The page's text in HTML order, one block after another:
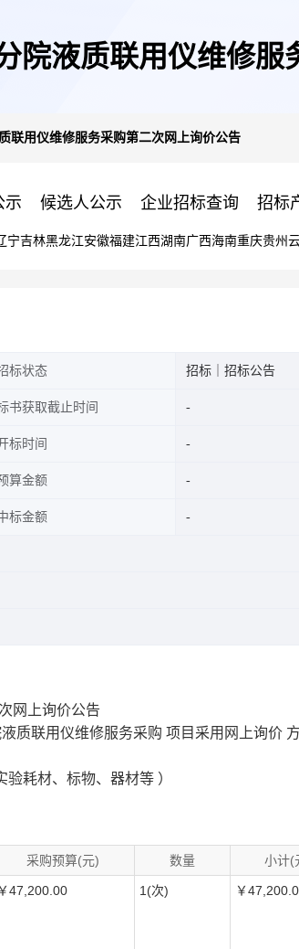
院液质联用仪维修
联用仪维修服务采购第二次网上询价公告
示 候选人公示 企业招标查询 招标
宁吉林黑龙江安徽福建江西湖南广西海南重庆贵州
标状态 招标｜招标公告
书获取截止时间
标时间
算金额
标金额
网上询价公告
质联用仪维修服务采购 项目采用网上询价
验耗材、标物、器材等 ）
采购预算(元) 数量 小计(
￥47,200.00 1(次) ￥